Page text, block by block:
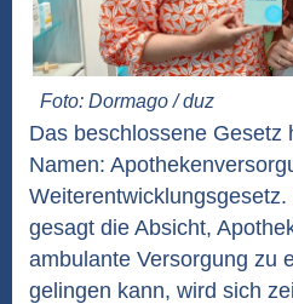
Foto: Dormago / duz
Das beschlossene Gesetz
Namen:
gesagt die Absicht,
ambulante Versorgung zu
gelingen kann, wird sich